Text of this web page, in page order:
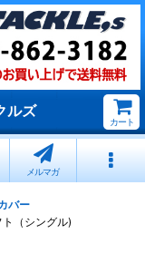
ルズ
カート
メルマガ
バー
（シングル)